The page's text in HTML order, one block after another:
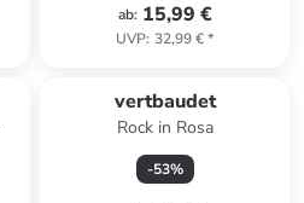
ab: 15,99 €
UVP: 32,99 €*
vertbaudet
Rock in Rosa
-53%